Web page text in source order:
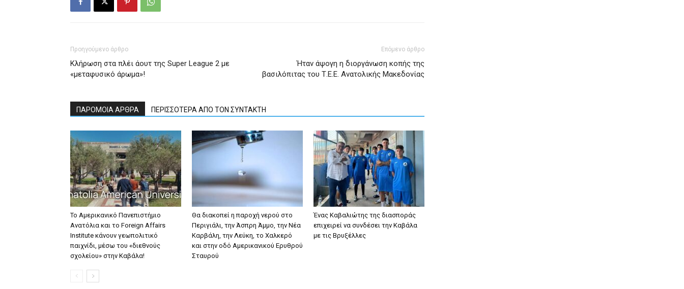
Προηγούμενο άρθρο
Κλήρωση στα πλέι άουτ της Super League 2 με
«μεταφυσικό άρωμα»!
Επόμενο άρθρο
Ήταν άψογη η διοργάνωση κοπής της
βασιλόπιτας του Τ.Ε.Ε. Ανατολικής Μακεδονίας
ΠΑΡΟΜΟΙΑ ΑΡΘΡΑ ΠΕΡΙΣΣΟΤΕΡΑ ΑΠΟ ΤΟΝ ΣΥΝΤΑΚΤΗ
Το Αμερικανικό Πανεπιστήμιο
Ανατόλια και το Foreign Affairs
Institute κάνουν γεωπολιτικό
παιχνίδι, μέσω του «διεθνούς
σχολείου» στην Καβάλα!
Θα διακοπεί η παροχή νερού στο
Περιγιάλι, την Άσπρη Άμμο, την Νέα
Καρβάλη, την Λεύκη, το Χαλκερό
και στην οδό Αμερικανικού Ερυθρού
Σταυρού
Ένας Καβαλιώτης της διασποράς
επιχειρεί να συνδέσει την Καβάλα
με τις Βρυξέλλες